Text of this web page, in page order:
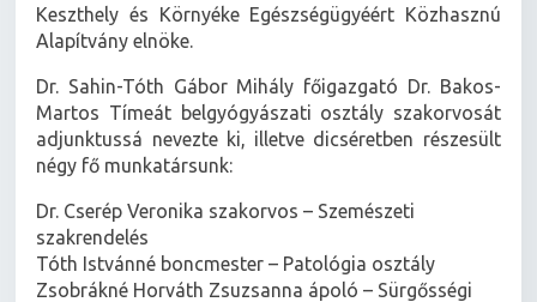
Keszthely és Környéke Egészségügyéért Közhasznú
Alapítvány elnöke.
Dr. Sahin-Tóth Gábor Mihály főigazgató Dr. Bakos-
Martos Tímeát belgyógyászati osztály szakorvosát
adjunktussá nevezte ki, illetve dicséretben részesült
négy fő munkatársunk:
Dr. Cserép Veronika szakorvos – Szemészeti
szakrendelés
Tóth Istvánné boncmester – Patológia osztály
Zsobrákné Horváth Zsuzsanna ápoló – Sürgősségi